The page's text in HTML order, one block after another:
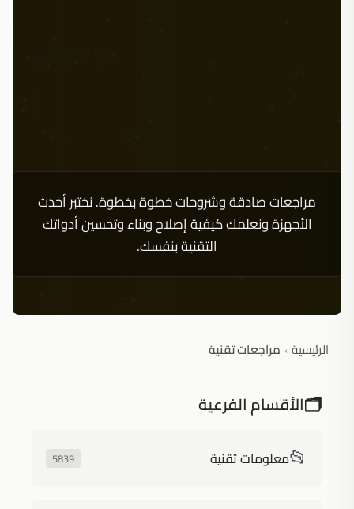
مراجعات صادقة وشروحات خطوة بخطوة. نختبر أحدث
الأجهزة ونعلمك كيفية إصلاح وبناء وتحسين أدواتك
التقنية بنفسك.
الرئيسية › مراجعات تقنية
🗂️الأقسام الفرعية
📂معلومات تقنية 5839